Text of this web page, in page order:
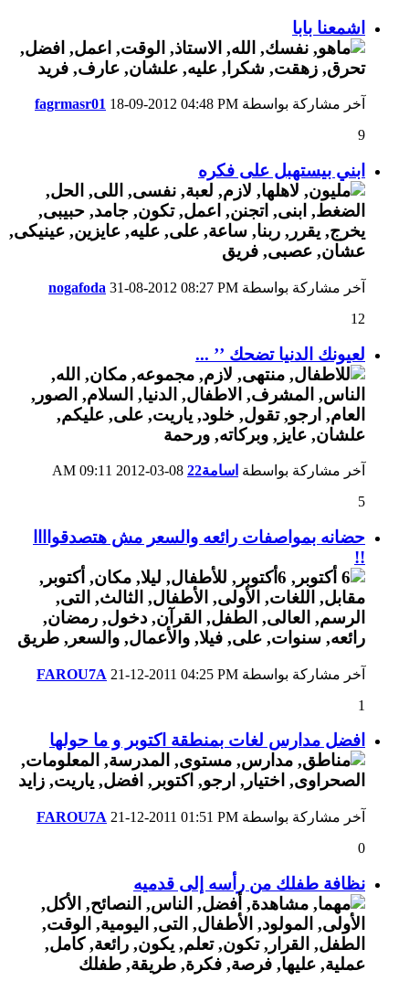
اشمعنا بابا
آخر مشاركة بواسطة fagrmasr01 18-09-2012 04:48 PM
9
ابني بيستهبل على فكره
آخر مشاركة بواسطة nogafoda 31-08-2012 08:27 PM
12
لعيونك الدنيا تضحك ’’ ...
آخر مشاركة بواسطة اسامة22
09:11 AM
5
حضانه بمواصفات رائعه والسعر مش هتصدقواااا
!!
آخر مشاركة بواسطة FAROU7A 21-12-2011 04:25 PM
1
افضل مدارس لغات بمنطقة اكتوبر و ما حولها
آخر مشاركة بواسطة FAROU7A 21-12-2011 01:51 PM
0
نظافة طفلك من رأسه إلى قدميه